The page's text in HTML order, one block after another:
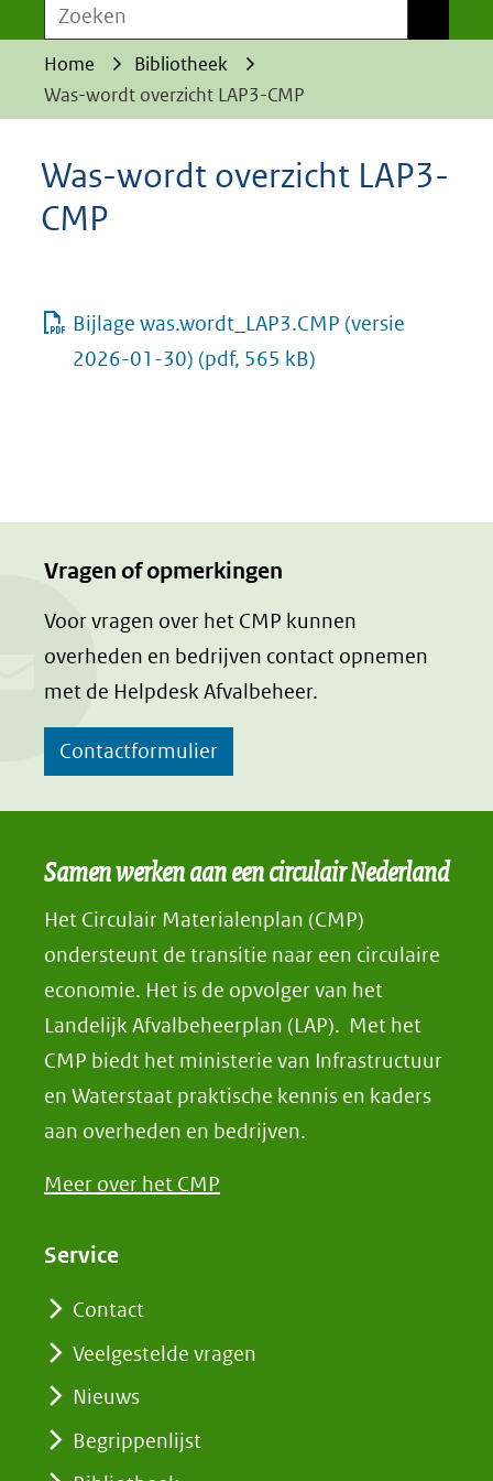
Zoeken
Home
Bibliotheek
Was-wordt overzicht LAP3-CMP
Was-wordt overzicht LAP3-
CMP
Bijlage was.wordt_LAP3.CMP (versie
2026-01-30) (pdf, 565 kB)
Vragen of opmerkingen
Voor vragen over het CMP kunnen
overheden en bedrijven contact opnemen
met de Helpdesk Afvalbeheer.
Contactformulier
Samen werken aan een circulair Nederland
Het Circulair Materialenplan (CMP)
ondersteunt de transitie naar een circulaire
economie. Het is de opvolger van het
Landelijk Afvalbeheerplan (LAP). Met het
CMP biedt het ministerie van Infrastructuur
en Waterstaat praktische kennis en kaders
aan overheden en bedrijven.
Meer over het CMP
Service
Contact
Veelgestelde vragen
Nieuws
Begrippenlijst